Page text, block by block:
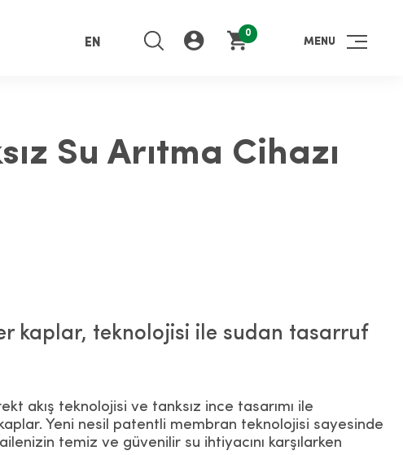
EN
0
MENU
Su Arıtma Cihazı
kaplar, teknolojisi ile sudan tasarruf
akış teknolojisi ve tanksız ince tasarımı ile
Yeni nesil patentli membran teknolojisi sayesinde
temiz ve güvenilir su ihtiyacını karşılarken